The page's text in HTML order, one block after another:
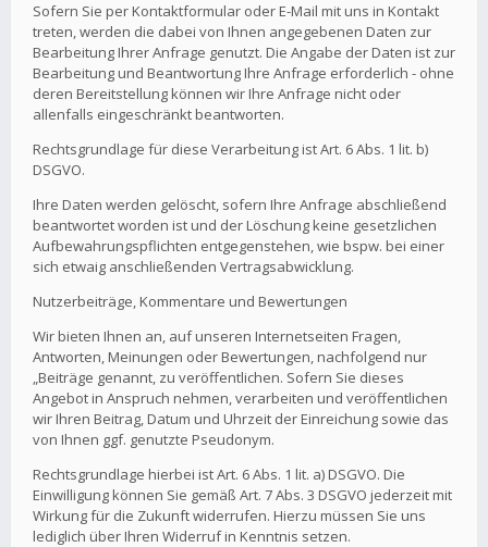
Sofern Sie per Kontaktformular oder E-Mail mit uns in Kontakt
treten, werden die dabei von Ihnen angegebenen Daten zur
Bearbeitung Ihrer Anfrage genutzt. Die Angabe der Daten ist zur
Bearbeitung und Beantwortung Ihre Anfrage erforderlich - ohne
deren Bereitstellung können wir Ihre Anfrage nicht oder
allenfalls eingeschränkt beantworten.
Rechtsgrundlage für diese Verarbeitung ist Art. 6 Abs. 1 lit. b)
DSGVO.
Ihre Daten werden gelöscht, sofern Ihre Anfrage abschließend
beantwortet worden ist und der Löschung keine gesetzlichen
Aufbewahrungspflichten entgegenstehen, wie bspw. bei einer
sich etwaig anschließenden Vertragsabwicklung.
Nutzerbeiträge, Kommentare und Bewertungen
Wir bieten Ihnen an, auf unseren Internetseiten Fragen,
Antworten, Meinungen oder Bewertungen, nachfolgend nur
„Beiträge genannt, zu veröffentlichen. Sofern Sie dieses
Angebot in Anspruch nehmen, verarbeiten und veröffentlichen
wir Ihren Beitrag, Datum und Uhrzeit der Einreichung sowie das
von Ihnen ggf. genutzte Pseudonym.
Rechtsgrundlage hierbei ist Art. 6 Abs. 1 lit. a) DSGVO. Die
Einwilligung können Sie gemäß Art. 7 Abs. 3 DSGVO jederzeit mit
Wirkung für die Zukunft widerrufen. Hierzu müssen Sie uns
lediglich über Ihren Widerruf in Kenntnis setzen.